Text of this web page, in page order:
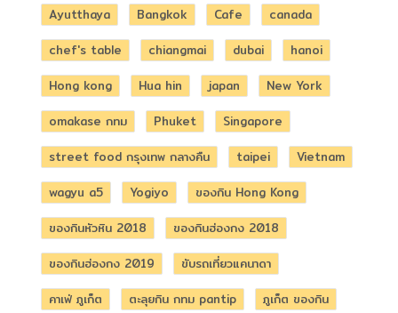
Ayutthaya Bangkok Cafe
canada
chef's table
chiangmai dubai
hanoi
Hong kong
Hua hin japan
New York
omakase กทม
Phuket
Singapore
street food กรุงเทพ กลางคืน
taipei
Vietnam
wagyu a5
Yogiyo
ของกิน Hong Kong
ของกินหัวหิน 2018
ของกินฮ่องกง 2018
ของกินฮ่องกง 2019
ขับรถเที่ยวแคนาดา
คาเฟ่ ภูเก็ต
ตะลุยกิน กทม pantip
ภูเก็ต ของกิน